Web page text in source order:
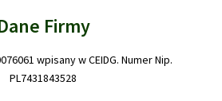
Firmy
wpisany w CEIDG. Numer Nip.
PL7431843528